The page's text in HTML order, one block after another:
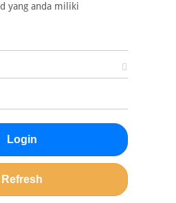
yang anda miliki
Login
Refresh